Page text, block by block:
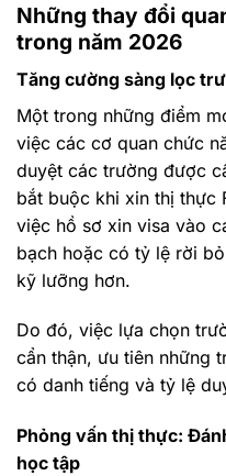
Những thay đổi
trong năm 2026
Tăng cường sàng lọc
Một trong những điểm
việc các cơ quan chức
duyệt các trường được
bắt buộc khi xin thị thực
việc hồ sơ xin visa vào
bạch hoặc có tỷ lệ rời
kỹ lưỡng hơn.
Do đó, việc lựa chọn
cẩn thận, ưu tiên những
có danh tiếng và tỷ lệ
Phỏng vấn thị thực:
học tập